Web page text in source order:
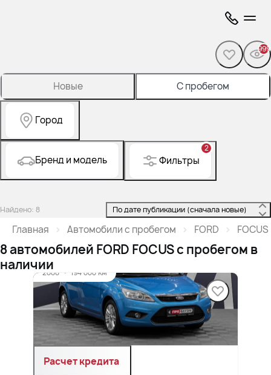
999
Новые С пробегом
Город
Бренд и модель
2
Фильтры
Найдено: 8
Главная Автомобили с пробегом FORD FOCUS
8 автомобилей FORD FOCUS с пробегом в
наличии
2008 · 194 000 км
FORD Focus
1.8 л (125 л.с.), МКПП, бензин, передний
499 900 ₽
Расчет кредита